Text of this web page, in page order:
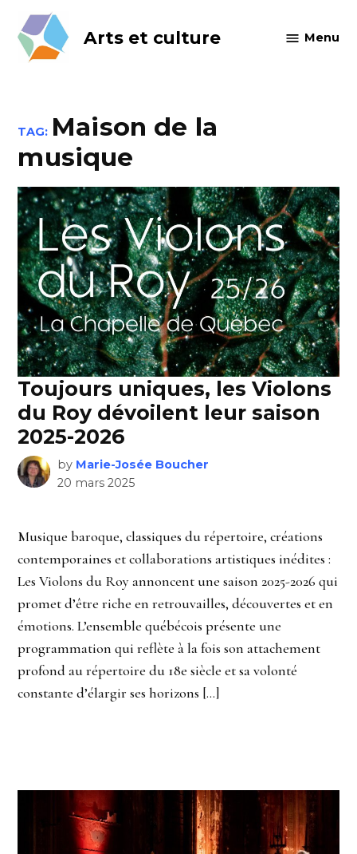
content
Arts et culture Menu
TAG: Maison de la
musique
Toujours uniques, les Violons
du Roy dévoilent leur saison
2025-2026
by Marie-Josée Boucher
20 mars 2025
Musique baroque, classiques du répertoire, créations
contemporaines et collaborations artistiques inédites :
Les Violons du Roy annoncent une saison 2025-2026 qui
promet d’être riche en retrouvailles, découvertes et en
émotions. L’ensemble québécois présente une
programmation qui reflète à la fois son attachement
profond au répertoire du 18e siècle et sa volonté
constante d’élargir ses horizons […]